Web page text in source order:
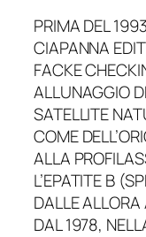
PRIMA DEL
CIAPANNA
FACKE
ALLUNAGGIO
SATELLITE
COME
ALLA
L’EPATITE B
DALLE
DAL 1978,